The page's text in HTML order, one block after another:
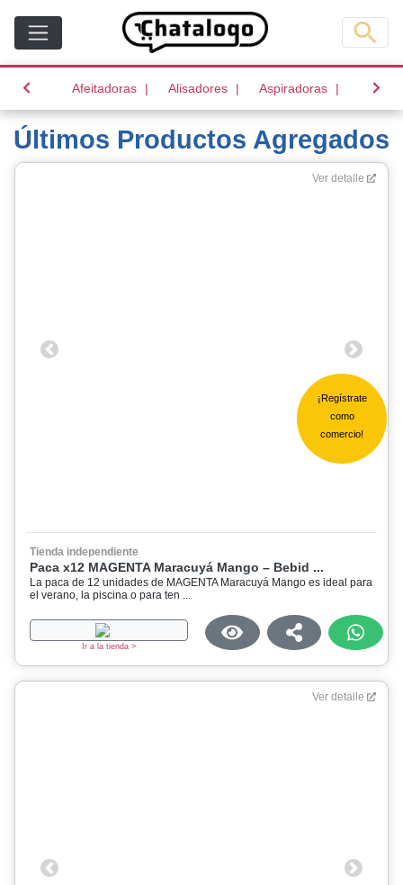
Afeitadoras (current)Alisadores (current)Aspiradoras (current)
¡Regístrate
como
comercio!
Últimos Productos Agregados
Ver detalle
Previous Next
Tienda independiente
Paca x12 MAGENTA Maracuyá Mango – Bebid ...
La paca de 12 unidades de MAGENTA Maracuyá Mango es ideal para
el verano, la piscina o para ten ...
Ir a la tienda >
Ver detalle
Previous Next